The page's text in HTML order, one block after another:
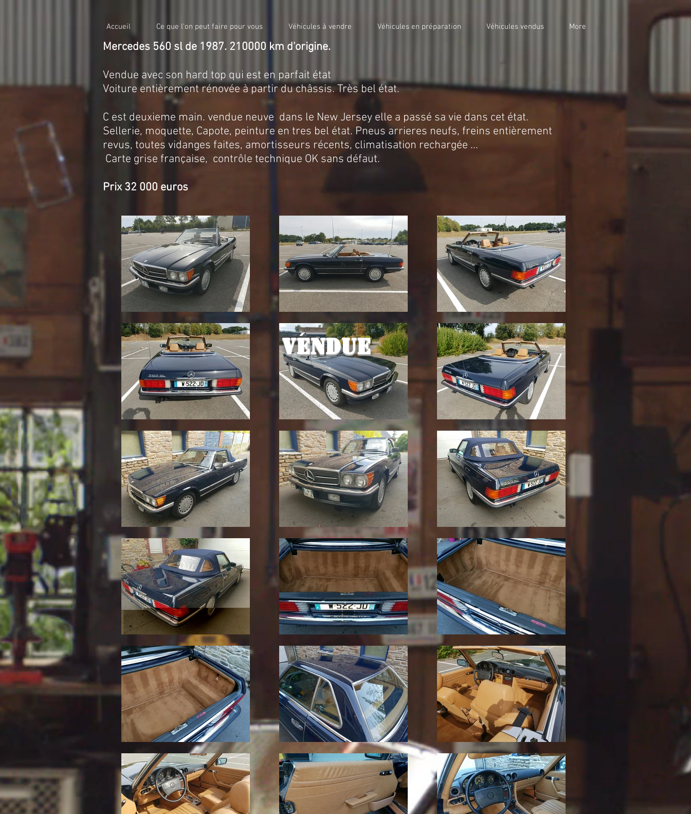
Accueil Ce que l'on peut faire pour vous Véhicules à vendre Véhicules en préparation Véhicules vendus More
Mercedes 560 sl de 1987. 210000 km d'origine.
Vendue avec son hard top qui est en parfait état
Voiture entièrement rénovée à partir du châssis. Très bel état.
C est deuxieme main. vendue neuve dans le New Jersey elle a passé sa vie dans cet état.
Sellerie, moquette, Capote, peinture en tres bel état. Pneus arrieres neufs, freins entièrement
revus, toutes vidanges faites, amortisseurs récents, climatisation rechargée ...
Carte grise française, contrôle technique OK sans défaut.
Prix 32 000 euros
Vendue